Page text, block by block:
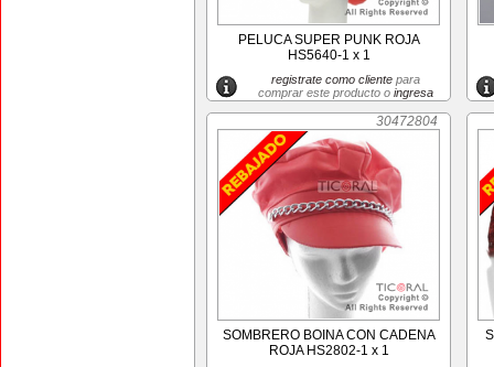
PELUCA SUPER PUNK ROJA
HS5640-1 x 1
registrate como clientepara
comprar este producto o ingresa
30472804
SOMBRERO BOINA CON CADENA
ROJA HS2802-1 x 1